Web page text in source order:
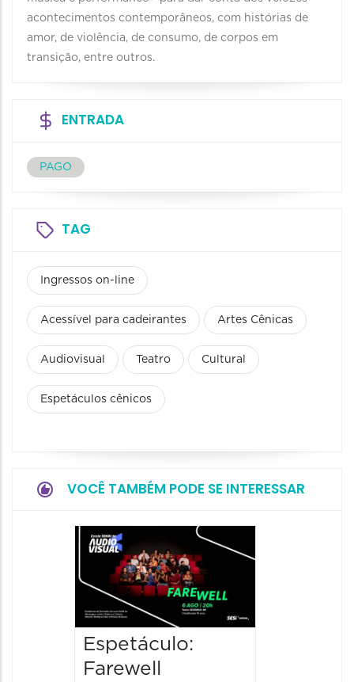
acontecimentos contemporâneos, com histórias de
amor, de violência, de consumo, de corpos em
transição, entre outros.
ENTRADA
PAGO
TAG
Ingressos on-line
Acessível para cadeirantes Artes Cênicas
Audiovisual Teatro Cultural
Espetáculos cênicos
VOCÊ TAMBÉM PODE SE INTERESSAR
Espetáculo:
Farewell